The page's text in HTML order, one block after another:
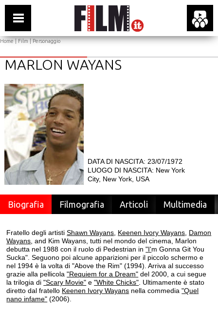
Home|Film| Personaggio
MARLON WAYANS
DATA DI NASCITA: 23/07/1972
LUOGO DI NASCITA: New York
City, New York, USA
Biografia Filmografia Articoli Multimedia
Fratello degli artistiShawn Wayans Keenen Ivory Wayans Damon
Wayans , and Kim Wayans, tutti nel mondo del cinema, Marlon
debutta nel 1988 con il ruolo di Pedestrian in"I'm Gonna Git You
Sucka". Seguono poi alcune apparizioni per il piccolo schermo e
nel 1994 è la volta di "Above the Rim" (1994). Arriva al successo
grazie alla pellicola"Requiem for a Dream" del 2000, a cui segue
la trilogia di"Scary Movie" e"White Chicks" . Ultimamente è stato
diretto dal fratello Keenen Ivory Wayans nella commedia"Quel
nano infame" (2006).